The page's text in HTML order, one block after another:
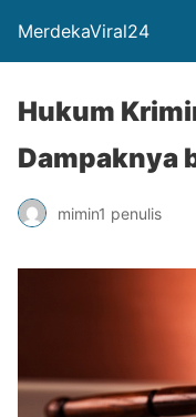
MerdekaViral24
Hukum
Dampaknya
mimin1 penulis